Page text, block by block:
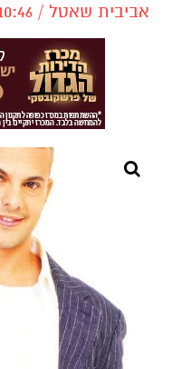
אביבית שאטל / 10:46 29.07.12